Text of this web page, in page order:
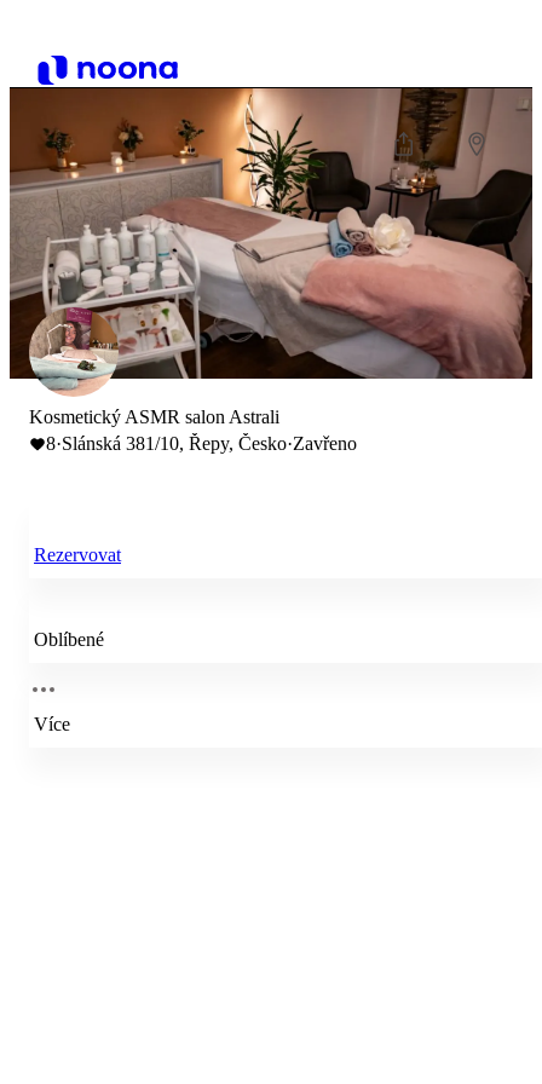
Kosmetický ASMR salon Astrali
8·Slánská 381/10, Řepy, Česko·Zavřeno
Rezervovat
Oblíbené
Více